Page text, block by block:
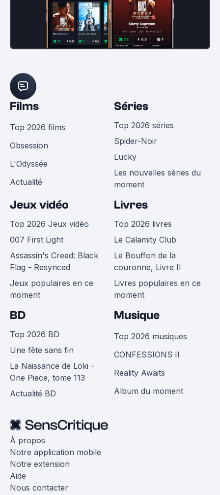
Films
Top 2026 films
Obsession
L'Odyssée
Actualité
Séries
Top 2026 séries
Spider-Noir
Lucky
Les nouvelles séries du
moment
Jeux vidéo
Top 2026 Jeux vidéo
007 First Light
Assassin's Creed: Black
Flag - Resynced
Jeux populaires en ce
moment
Livres
Top 2026 livres
Le Calamity Club
Le Bouffon de la
couronne, Livre II
Livres populaires en ce
moment
BD
Top 2026 BD
Une fête sans fin
La Naissance de Loki -
One Piece, tome 113
Actualité BD
Musique
Top 2026 musiques
CONFESSIONS II
Reality Awaits
Album du moment
À propos
Notre application mobile
Notre extension
Aide
Nous contacter